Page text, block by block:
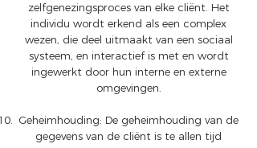
zelfgenezingsproces van elke cliënt. Het
individu wordt erkend als een complex
wezen, die deel uitmaakt van een sociaal
systeem, en interactief is met en wordt
ingewerkt door hun interne en externe
omgevingen.
Geheimhouding: De geheimhouding van de
gegevens van de cliënt is te allen tijd